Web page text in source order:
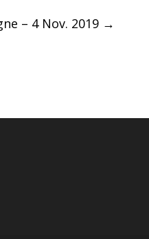
– 4 Nov. 2019 →